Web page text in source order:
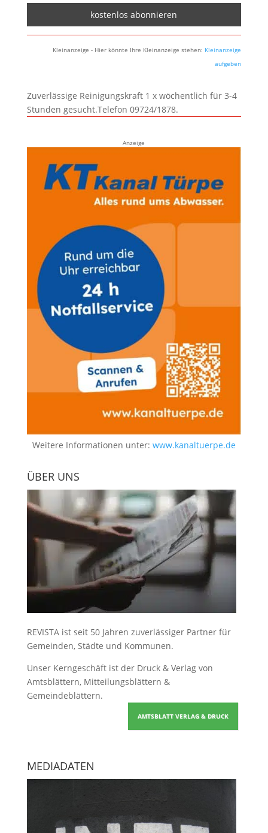
Kleinanzeige - Hier könnte Ihre Kleinanzeige stehen: Kleinanzeige
aufgeben
Zuverlässige Reinigungskraft 1 x wöchentlich für 3-4
Stunden gesucht.Telefon 09724/1878.
Anzeige
Weitere Informationen unter: www.kanaltuerpe.de
ÜBER UNS
REVISTA ist seit 50 Jahren zuverlässiger Partner für
Gemeinden, Städte und Kommunen.
Unser Kerngeschäft ist der Druck & Verlag von
Amtsblättern, Mitteilungsblättern &
Gemeindeblättern.
AMTSBLATT VERLAG & DRUCK
MEDIADATEN